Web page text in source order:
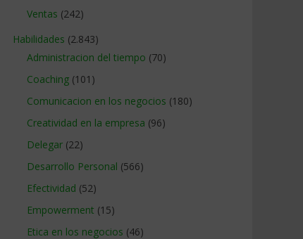
Ventas (242)
Habilidades (2.843)
Administracion del tiempo (70)
Coaching (101)
Comunicacion en los negocios (180)
Creatividad en la empresa (96)
Delegar (22)
Desarrollo Personal (566)
Efectividad (52)
Empowerment (15)
Etica en los negocios (46)